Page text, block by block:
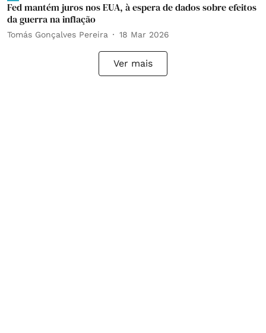
Fed mantém juros nos EUA, à espera de dados sobre efeitos
da guerra na inflação
Tomás Gonçalves Pereira 18 Mar 2026
Ver mais